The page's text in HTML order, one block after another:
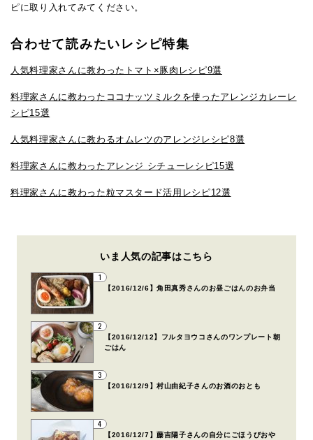
ピに取り入れてみてください。
合わせて読みたいレシピ特集
人気料理家さんに教わったトマト×豚肉レシピ9選
料理家さんに教わったココナッツミルクを使ったアレンジカレーレ
シピ15選
人気料理家さんに教わるオムレツのアレンジレシピ8選
料理家さんに教わったアレンジ シチューレシピ15選
料理家さんに教わった粒マスタード活用レシピ12選
いま人気の記事はこちら
1
【2016/12/6】角田真秀さんのお昼ごはんのお弁当
2
【2016/12/12】フルタヨウコさんのワンプレート朝
ごはん
3
【2016/12/9】村山由紀子さんのお酒のおとも
4
【2016/12/7】藤吉陽子さんの自分にごほうびおや